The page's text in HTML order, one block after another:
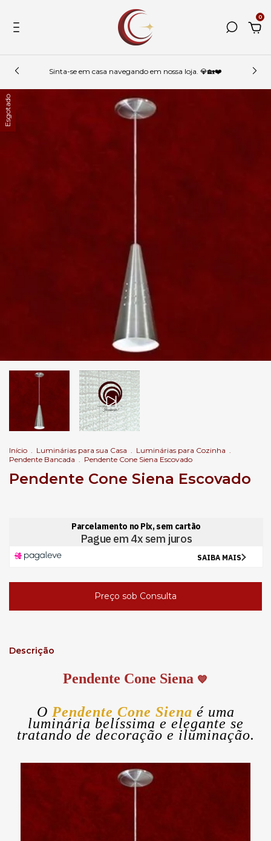
0
Sinta-se em casa navegando em nossa loja. 💎🏡❤️
Esgotado
Início . Luminárias para sua Casa . Luminárias para Cozinha .
Pendente Bancada . Pendente Cone Siena Escovado
Pendente Cone Siena Escovado
Descrição
Pendente Cone Siena 💙
O Pendente Cone Siena é uma
luminária belíssima e elegante se
tratando de decoração e iluminação.